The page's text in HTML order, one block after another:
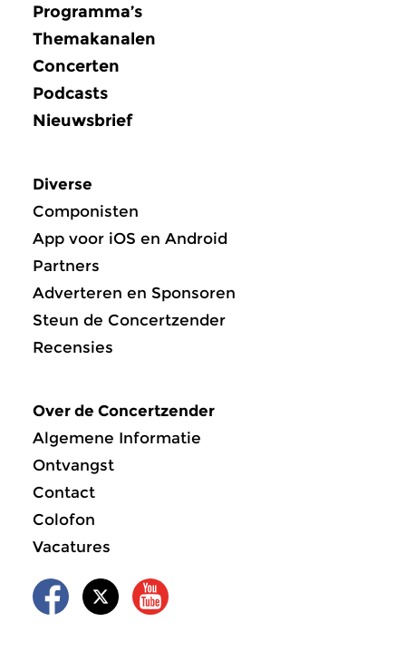
Programma’s
Themakanalen
Concerten
Podcasts
Nieuwsbrief
Diverse
Componisten
App voor iOS en Android
Partners
Adverteren en Sponsoren
Steun de Concertzender
Recensies
Over de Concertzender
Algemene Informatie
Ontvangst
Contact
Colofon
Vacatures